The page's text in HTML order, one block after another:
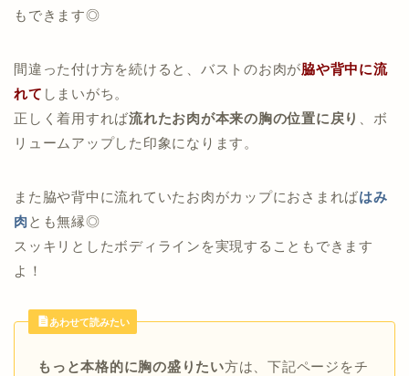
もできます◎
間違った付け方を続けると、バストのお肉が脇や背中に流
れて しまいがち。
正しく着用すれば流れたお肉が本来の胸の位置に戻り
、ボ
リュームアップした印象になります。
また脇や背中に流れていたお肉がカップにおさまればはみ
肉とも無縁◎
スッキリとしたボディラインを実現することもできます
よ！
あわせて読みたい
もっと本格的に胸の盛りたい方は、下記ページをチ